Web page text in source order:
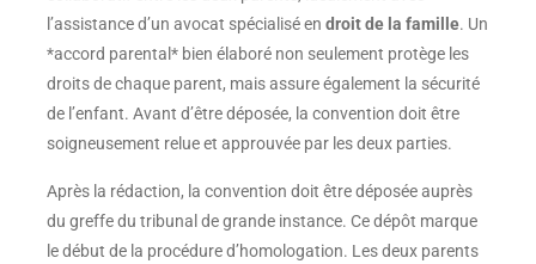
l’assistance d’un avocat spécialisé en droit de la famille. Un
*accord parental* bien élaboré non seulement protège les
droits de chaque parent, mais assure également la sécurité
de l’enfant. Avant d’être déposée, la convention doit être
soigneusement relue et approuvée par les deux parties.
Après la rédaction, la convention doit être déposée auprès
du greffe du tribunal de grande instance. Ce dépôt marque
le début de la procédure d’homologation. Les deux parents